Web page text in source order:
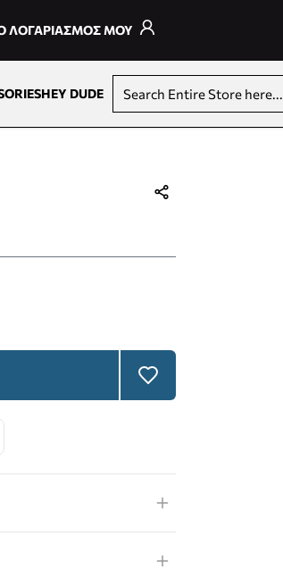
ΛΟΓΑΡΙΑΣΜΟΣ ΜΟΥ
HEY DUDE Search Entire Store here...